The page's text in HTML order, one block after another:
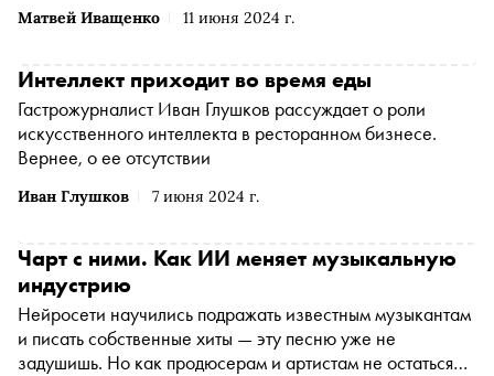
Матвей Иващенко 11 июня 2024 г.
Иван Глушков 7 июня 2024 г.
Интеллект приходит во время еды
Гастрожурналист Иван Глушков рассуждает о роли
искусственного интеллекта в ресторанном бизнесе.
Вернее, о ее отсутствии
Чарт с ними. Как ИИ меняет музыкальную
индустрию
Нейросети научились подражать известным музыкантам
и писать собственные хиты — эту песню уже не
задушишь. Но как продюсерам и артистам не остаться